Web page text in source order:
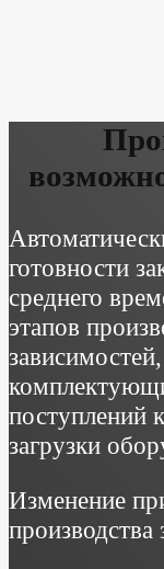
готовности
среднего
этапов
поступлений
загрузки
Изменение
производства